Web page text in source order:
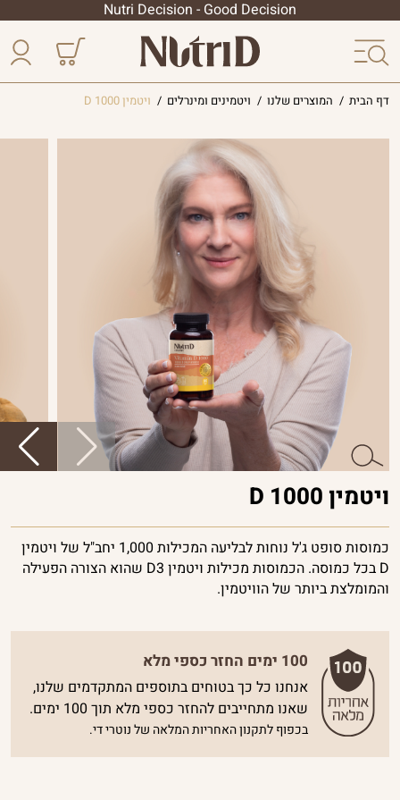
Nutri Decision - Good Decision
הליפוזומלית
המקצועית
צמחי
מרפא
פרוביוטיקה
ויטמינים
ומינרלים
פורמולות
חכמות
ביוטי
גברים
דף הבית / המוצרים שלנו / ויטמינים ומינרלים / ויטמין D 1000
ויטמין D 1000
כמוסות סופט ג'ל נוחות לבליעה המכילות 1,000 יחב"ל של ויטמין
D בכל כמוסה. הכמוסות מכילות ויטמין D3 שהוא הצורה הפעילה
והמומלצת ביותר של הוויטמין.
100 ימים החזר כספי מלא
אנחנו כל כך בטוחים בתוספים המתקדמים שלנו,
שאנו מתחייבים להחזר כספי מלא תוך 100 ימים.
בכפוף לתקנון האחריות המלאה של נוטרי די.